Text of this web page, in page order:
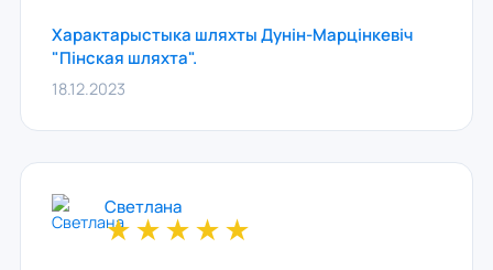
Характарыстыка шляхты Дунiн-Марцiнкевiч
"Пiнская шляхта".
18.12.2023
Светлана
★★★★★